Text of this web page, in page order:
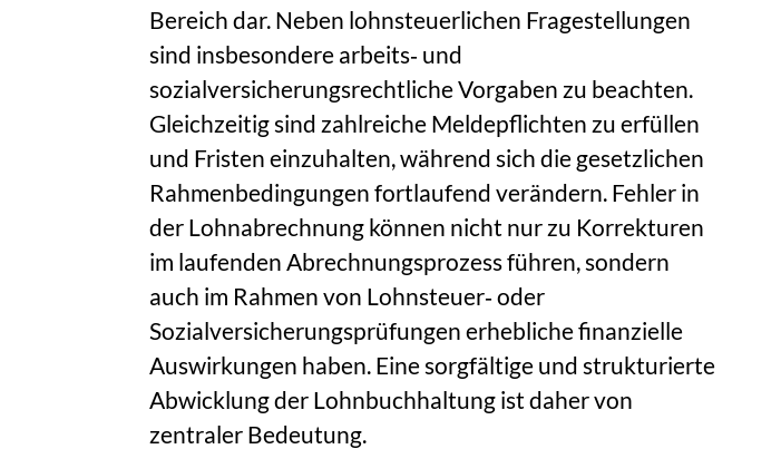
Bereich dar. Neben lohnsteuerlichen Fragestellungen
sind insbesondere arbeits‑ und
sozialversicherungsrechtliche Vorgaben zu beachten.
Gleichzeitig sind zahlreiche Meldepflichten zu erfüllen
und Fristen einzuhalten, während sich die gesetzlichen
Rahmenbedingungen fortlaufend verändern. Fehler in
der Lohnabrechnung können nicht nur zu Korrekturen
im laufenden Abrechnungsprozess führen, sondern
auch im Rahmen von Lohnsteuer‑ oder
Sozialversicherungsprüfungen erhebliche finanzielle
Auswirkungen haben. Eine sorgfältige und strukturierte
Abwicklung der Lohnbuchhaltung ist daher von
zentraler Bedeutung.